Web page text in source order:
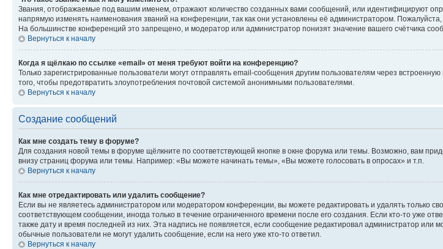
Звания, отображаемые под вашим именем, отражают количество созданных вами сообщений, или идентифицируют
напрямую изменять наименования званий на конференции, так как они установлены её администратором.
На большинстве конференций это запрещено, и модератор или администратор понизят значение вашего счётчика
Вернуться к началу
Когда я щёлкаю по ссылке «email» от меня требуют войти на конференцию?
Только зарегистрированные пользователи могут отправлять email-сообщения другим пользователям через
того, чтобы предотвратить злоупотребления почтовой системой анонимными пользователями.
Вернуться к началу
Создание сообщений
Как мне создать тему в форуме?
Для создания новой темы в форуме щёлкните по соответствующей кнопке в окне форума или темы. Возможно, вам
внизу страниц форума или темы. Например: «Вы можете начинать темы», «Вы можете голосовать в опросах» и т.п.
Вернуться к началу
Как мне отредактировать или удалить сообщение?
Если вы не являетесь администратором или модератором конференции, вы можете редактировать и удалять только
соответствующем сообщении, иногда только в течение ограниченного времени после его создания. Если кто-то уже
также дату и время последней из них. Эта надпись не появляется, если сообщение редактировал администратор
обычные пользователи не могут удалить сообщение, если на него уже кто-то ответил.
Вернуться к началу